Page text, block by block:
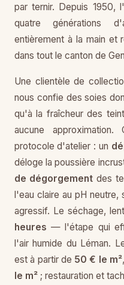
par ternir. Depuis 1950,
quatre générations
entièrement à la main et
dans tout le canton de
Une clientèle de
nous confie des soies
qu'à la fraîcheur des
aucune
protocole d'atelier : un
déloge la poussière
de dégorgement des
l'eau claire au pH neutre, sans torsion ni produit chimique
agressif. Le séchage,
heures — l'étape qui efface les auréoles laissées par
l'air humide du Léman.
est à partir de 50 € le m²
le m² ; restauration et taches anciennes sont